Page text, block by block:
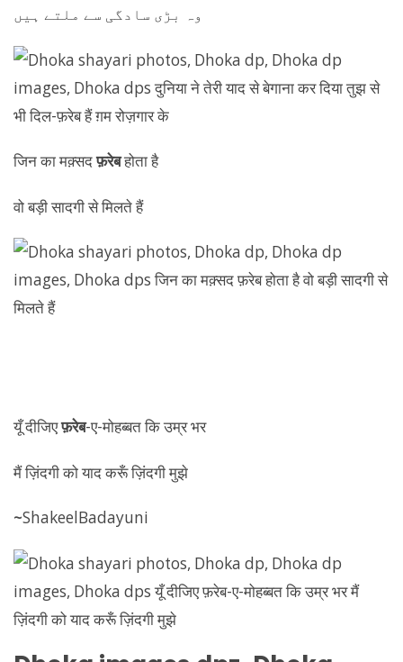
وہ بڑی سادگی سے ملتے ہیں
जिन का मक़्सदफ़रेबहोता है
वो बड़ी सादगी से मिलते हैं
‏यूँ दीजिएफ़रेब-ए-मोहब्बत कि उम्र भर
मैं ज़िंदगी को याद करूँ ज़िंदगी मुझे
~ShakeelBadayuni